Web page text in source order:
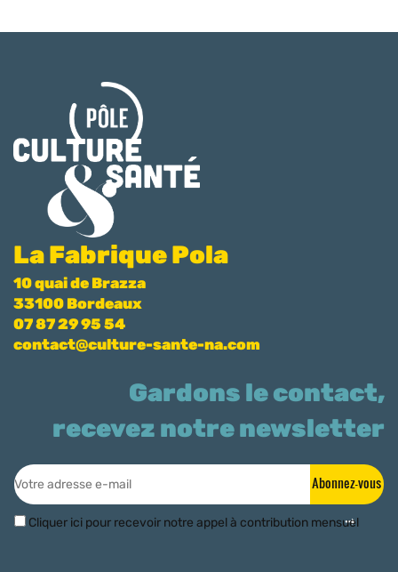
La Fabrique Pola
10 quai de Brazza
33100 Bordeaux
07 87 29 95 54
contact@culture-sante-na.com
Gardons le contact,
recevez notre newsletter
Abonnez-vous
Cliquer ici pour recevoir notre appel à contribution mensuel